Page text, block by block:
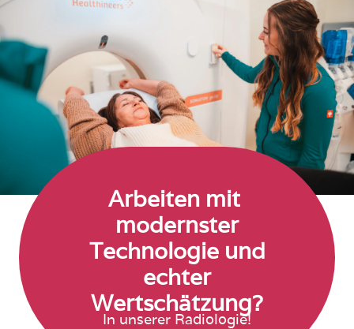
Arbeiten mit
modernster
Technologie und
echter
Wertschätzung?
In unserer Radiologie!